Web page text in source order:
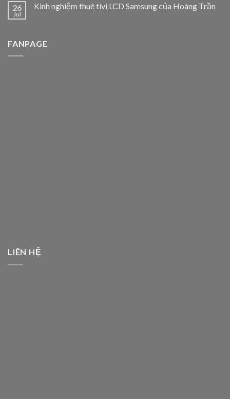
26
Jul
Kinh nghiệm thuê tivi LCD Samsung của Hoàng Trần
FANPAGE
LIÊN HỆ